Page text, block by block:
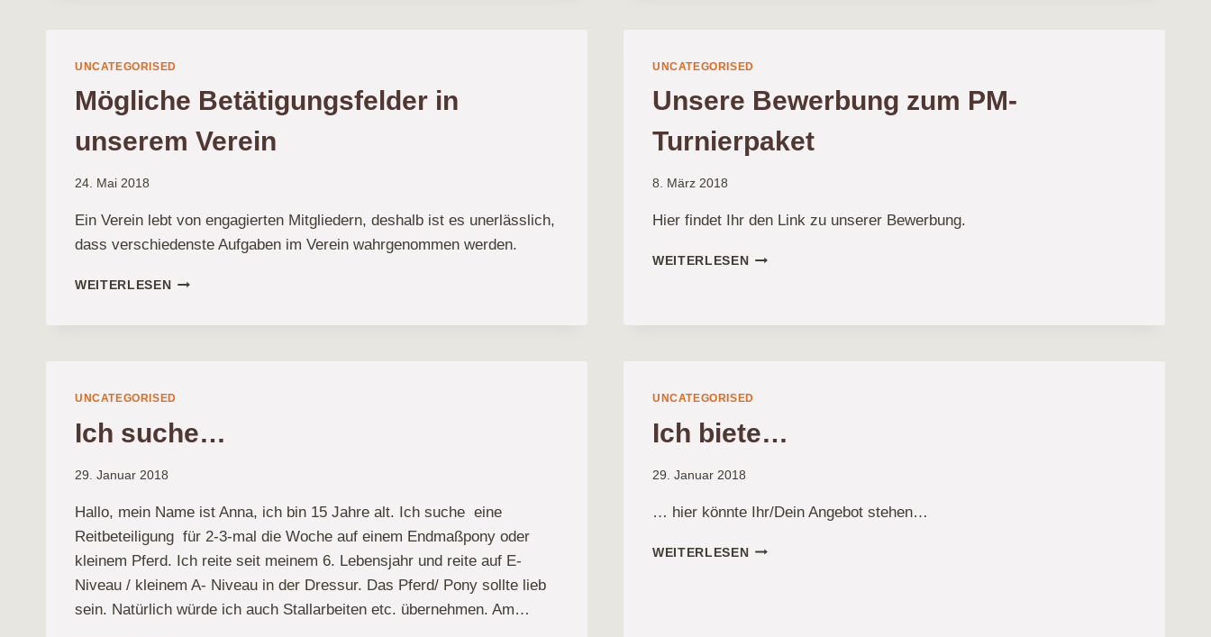
UNCATEGORISED
Mögliche Betätigungsfelder in
unserem Verein
24. Mai 2018
Ein Verein lebt von engagierten Mitgliedern, deshalb ist es unerlässlich,
dass verschiedenste Aufgaben im Verein wahrgenommen werden.
WEITERLESENMÖGLICHE
UNCATEGORISED
Unsere Bewerbung zum PM-
Turnierpaket
8. März 2018
Hier findet Ihr den Link zu unserer Bewerbung.
WEITERLESENUNSERE
UNCATEGORISED
Ich suche…
29. Januar 2018
Hallo, mein Name ist Anna, ich bin 15 Jahre alt. Ich suche eine
Reitbeteiligung für 2-3-mal die Woche auf einem Endmaßpony oder
kleinem Pferd. Ich reite seit meinem 6. Lebensjahr und reite auf E-
Niveau / kleinem A- Niveau in der Dressur. Das Pferd/ Pony sollte lieb
sein. Natürlich würde ich auch Stallarbeiten etc. übernehmen. Am…
UNCATEGORISED
Ich biete…
29. Januar 2018
… hier könnte Ihr/Dein Angebot stehen…
WEITERLESENICH